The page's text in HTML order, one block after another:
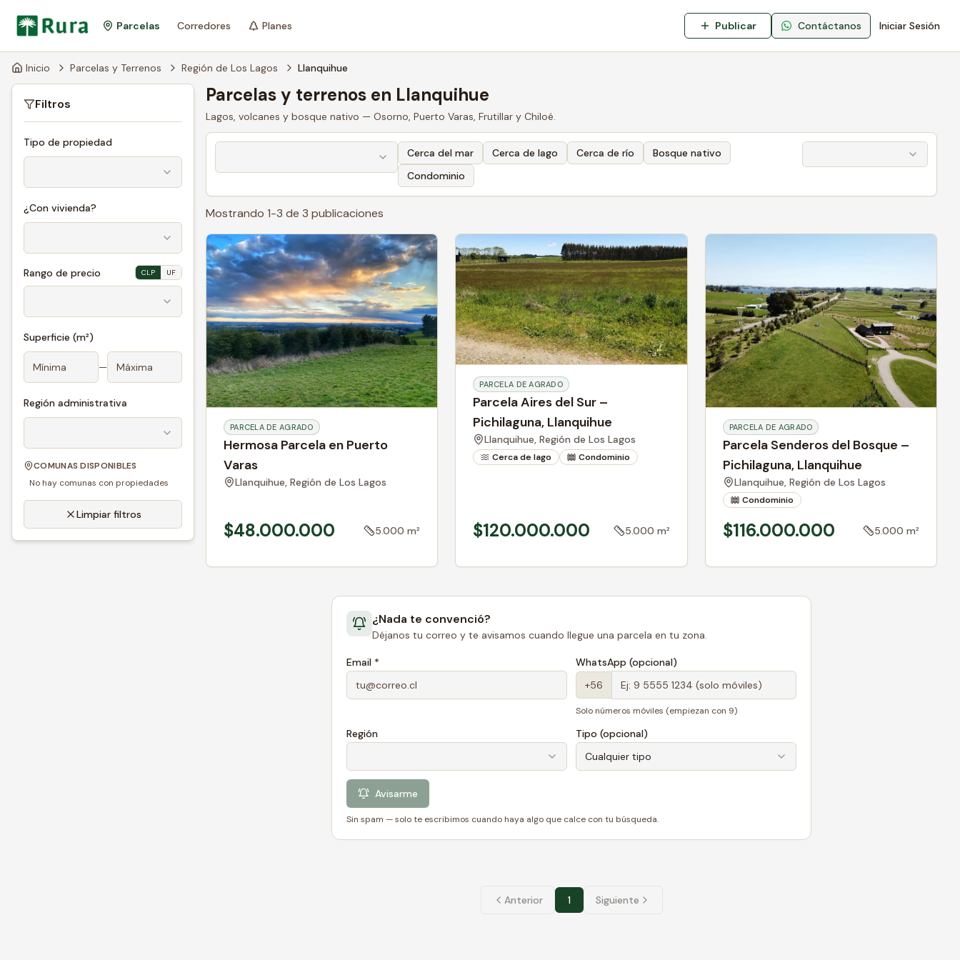
Parcelas Corredores Planes Publicar Contáctanos Iniciar Sesión
Inicio Parcelas y Terrenos Región de Los Lagos Llanquihue
Filtros
Tipo de propiedad
¿Con vivienda?
Rango de precio CLP UF
Superficie (m²)
—
Región administrativa
COMUNAS DISPONIBLES
No hay comunas con propiedades
Limpiar filtros
Parcelas y terrenos en Llanquihue
Lagos, volcanes y bosque nativo — Osorno, Puerto Varas, Frutillar y Chiloé.
Cerca del mar Cerca de lago Cerca de río
Bosque nativo
Condominio
Mostrando 1-3 de 3 publicaciones
PARCELA DE AGRADO
Hermosa Parcela en Puerto
Varas
Llanquihue, Región de Los Lagos
$48.000.000 5.000 m²
PARCELA DE AGRADO
Parcela Aires del Sur –
Pichilaguna, Llanquihue
Llanquihue,Región de Los Lagos
Cerca de lago Condominio
$120.000.000 5.000 m²
PARCELA DE AGRADO
Parcela Senderos del Bosque –
Pichilaguna, Llanquihue
Llanquihue, Región de Los Lagos
Condominio
$116.000.000 5.000 m²
¿Nada te convenció?
Déjanos tu correo y te avisamos cuando llegue una parcela en tu zona.
Email *
WhatsApp (opcional)
+56
Solo números móviles (empiezan con 9)
Región
Tipo (opcional)
Cualquier tipo
Avisarme
Sin spam — solo te escribimos cuando haya algo que calce con tu búsqueda.
Anterior 1 Siguiente